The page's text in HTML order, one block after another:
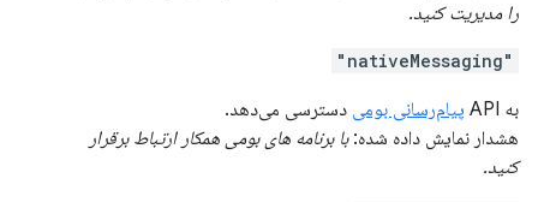
را مدیریت کنید.
"nativeMessaging"
به API پیام‌رسانی بومی دسترسی می‌دهد.
هشدار نمایش داده شده:با برنامه های بومی همکار ارتباط برقرار
کنید.